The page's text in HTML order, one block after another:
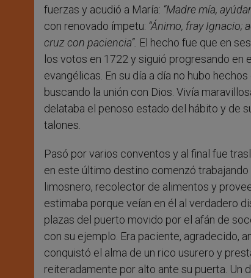
fuerzas y acudió a María: “Madre mía,
con renovado ímpetu: “Ánimo, fray Ignacio;
cruz con paciencia”. El hecho fue que en
los votos en 1722 y siguió progresando en
evangélicas. En su día a día no hubo
buscando la unión con Dios. Vivía
delataba el penoso estado del hábito y de
talones.
Pasó por varios conventos y al final fue
en este último destino comenzó
limosnero, recolector de alimentos y
estimaba porque veían en él al verdadero
plazas del puerto movido por el afán de
con su ejemplo. Era paciente, agradecido,
conquistó el alma de un rico usurero y
reiteradamente por alto ante su puerta. Un